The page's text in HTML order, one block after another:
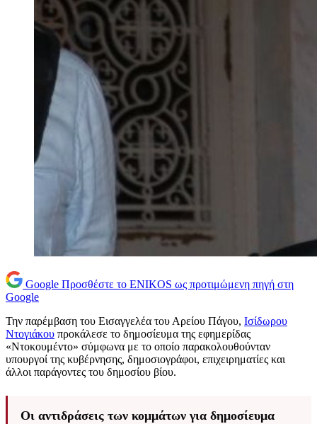
Google Προσθέστε το ENIKOS ως προτιμώμενη πηγή στη
Google
Την παρέμβαση του Εισαγγελέα του Αρείου Πάγου, Ισίδωρου
Ντογιάκου προκάλεσε το δημοσίευμα της εφημερίδας
«Ντοκουμέντο» σύμφωνα με το οποίο παρακολουθούνταν
υπουργοί της κυβέρνησης, δημοσιογράφοι, επιχειρηματίες και
άλλοι παράγοντες του δημοσίου βίου.
Οι αντιδράσεις των κομμάτων για δημοσίευμα